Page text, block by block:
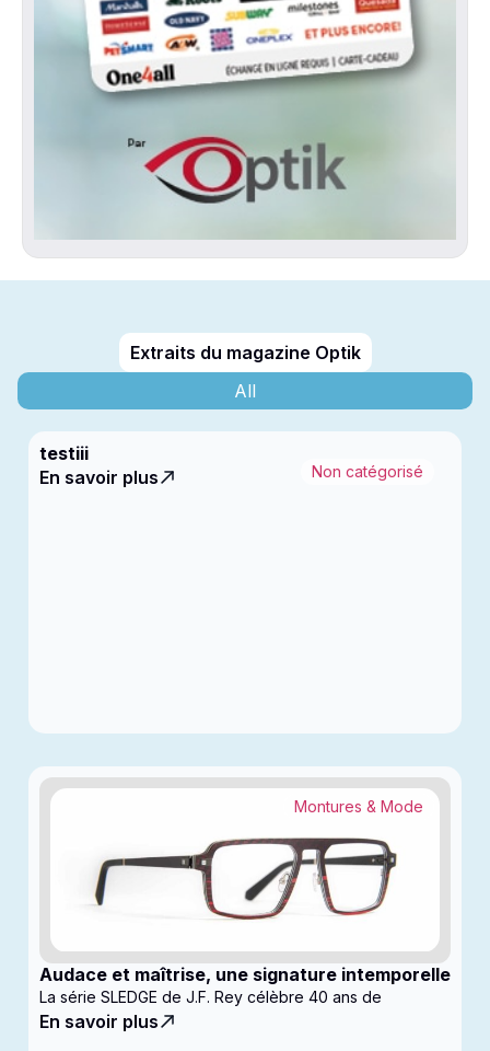
Extraits du magazine Optik
All
testiii
Non catégorisé
En savoir plus
Audace et maîtrise, une signature intemporelle
Montures & Mode
La série SLEDGE de J.F. Rey célèbre 40 ans de
En savoir plus